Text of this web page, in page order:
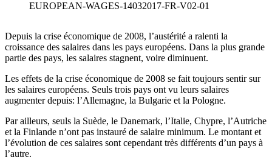
EUROPEAN-WAGES-14032017-FR-V02-01
Depuis la crise économique de 2008, l’austérité a ralenti la
croissance des salaires dans les pays européens. Dans la plus grande
partie des pays, les salaires stagnent, voire diminuent.
Les effets de la crise économique de 2008 se fait toujours sentir sur
les salaires européens. Seuls trois pays ont vu leurs salaires
augmenter depuis: l’Allemagne, la Bulgarie et la Pologne.
Par ailleurs, seuls la Suède, le Danemark, l’Italie, Chypre, l’Autriche
et la Finlande n’ont pas instauré de salaire minimum. Le montant et
l’évolution de ces salaires sont cependant très différents d’un pays à
l’autre.